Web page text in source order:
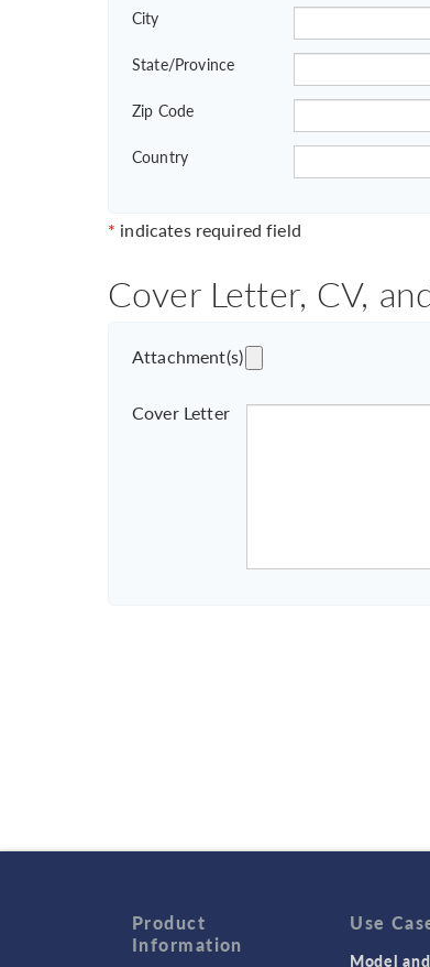
City
State/Province
Zip Code
Country
* indicates required field
Cover Letter, CV,
Attachment(s)
Cover Letter
Product
Information
Use
Model and